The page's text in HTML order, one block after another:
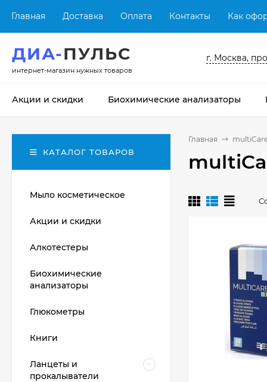
Главная Доставка Оплата Контакты Как
ДИА-ПУЛЬС
интернет-магазин нужных товаров
г. Москва,
Акции и скидки Биохимические анализаторы
Главная
КАТАЛОГ ТОВАРОВ
Мыло косметическое
Акции и скидки
Алкотестеры
Биохимические
анализаторы
Глюкометры
Книги
Ланцеты и
прокалыватели